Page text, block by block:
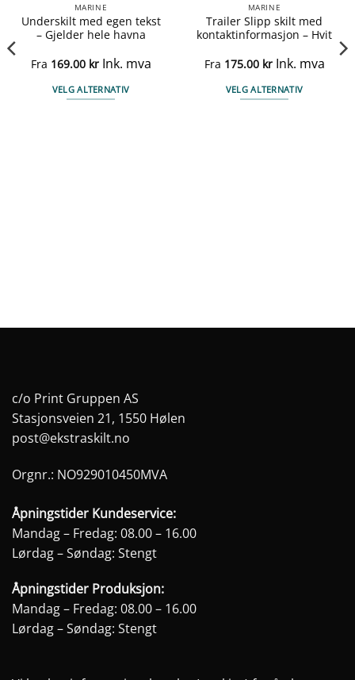
MARINE
Underskilt med egen tekst
– Gjelder hele havna
Fra 169.00 kr Ink. mva
VELG ALTERNATIV
MARINE
Trailer Slipp skilt med
kontaktinformasjon – Hvit
Fra 175.00 kr Ink. mva
VELG ALTERNATIV
c/o Print Gruppen AS
Stasjonsveien 21, 1550 Hølen
post@ekstraskilt.no
Orgnr.: NO929010450MVA
Åpningstider Kundeservice:
Mandag – Fredag: 08.00 – 16.00
Lørdag – Søndag: Stengt
Åpningstider Produksjon:
Mandag – Fredag: 08.00 – 16.00
Lørdag – Søndag: Stengt